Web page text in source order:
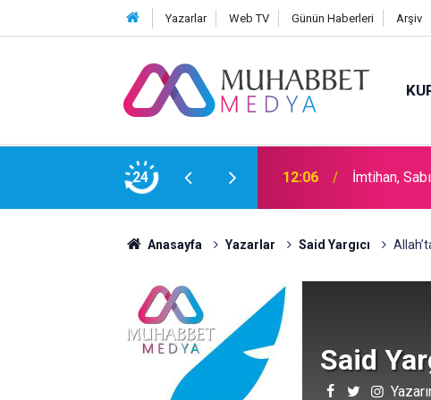
Yazarlar Web TV Günün Haberleri Arşiv
24 15:30 Okullarda
Anasayfa Yazarlar Said Yargıcı
Said